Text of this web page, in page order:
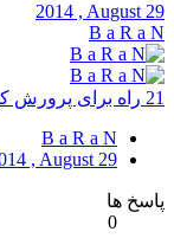
2014 , August 29
B a R a N
21 راه برای پرورش کودکان بیش فعال
B a R a N
, August 29
پاسخ ها
0